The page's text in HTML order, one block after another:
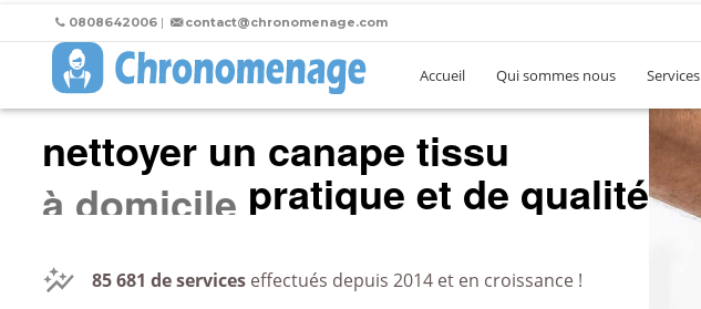
0808642006 | contact@chronomenage.com
Accueil Qui sommes nous Services
nettoyer un canape tissu
au bureaupratique et de qualité
85 681 de services effectués depuis 2014 et en croissance !